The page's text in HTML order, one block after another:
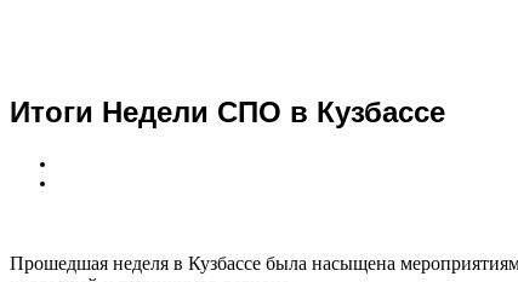
Итоги Недели СПО в Кузбассе
Прошедшая неделя в Кузбассе была насыщена